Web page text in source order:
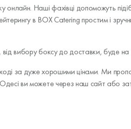
Наші фахівці допоможуть
в BOX Catering простим і
вибору боксу до доставки, буде на
за дуже хорошими цінами. Ми
Одесі ви можете через наш сайт